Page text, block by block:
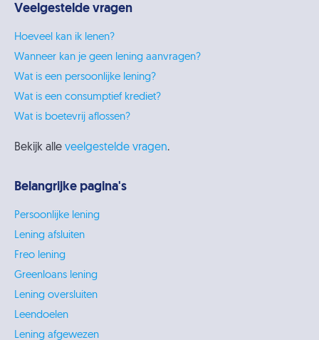
Veelgestelde vragen
Hoeveel kan ik lenen?
Wanneer kan je geen lening aanvragen?
Wat is een persoonlijke lening?
Wat is een consumptief krediet?
Wat is boetevrij aflossen?
Bekijk alle veelgestelde vragen.
Belangrijke pagina's
Persoonlijke lening
Lening afsluiten
Freo lening
Greenloans lening
Lening oversluiten
Leendoelen
Lening afgewezen